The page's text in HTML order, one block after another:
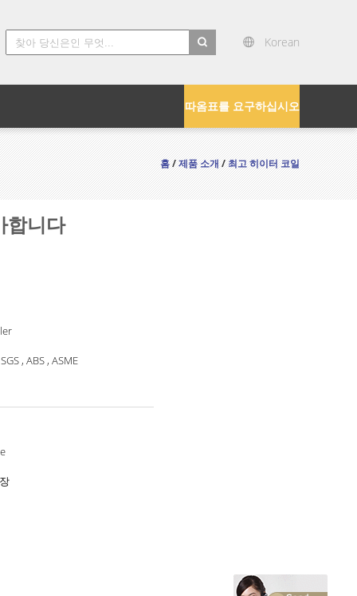
Korean
따옴표를 요구하십시오
홈/제품 소개/최고 히이터 코일
합니다
, ABS , ASME